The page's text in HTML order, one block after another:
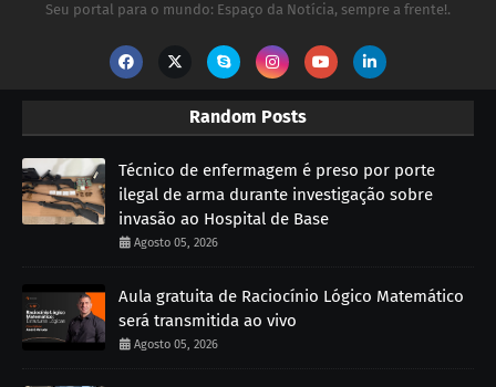
Seu portal para o mundo: Espaço da Notícia, sempre a frente!.
Random Posts
Técnico de enfermagem é preso por porte
ilegal de arma durante investigação sobre
invasão ao Hospital de Base
Agosto 05, 2026
Aula gratuita de Raciocínio Lógico Matemático
será transmitida ao vivo
Agosto 05, 2026